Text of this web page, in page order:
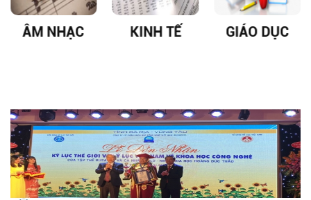
ÂM NHẠC KINH TẾ GIÁO DỤC